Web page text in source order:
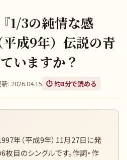
1/3の純情な感
成9年）伝説の青
いますか？
: 2026.04.15 ⏱️ 約8分で読める
年（平成9年）11月27日に発
目のシングルです。作詞・作